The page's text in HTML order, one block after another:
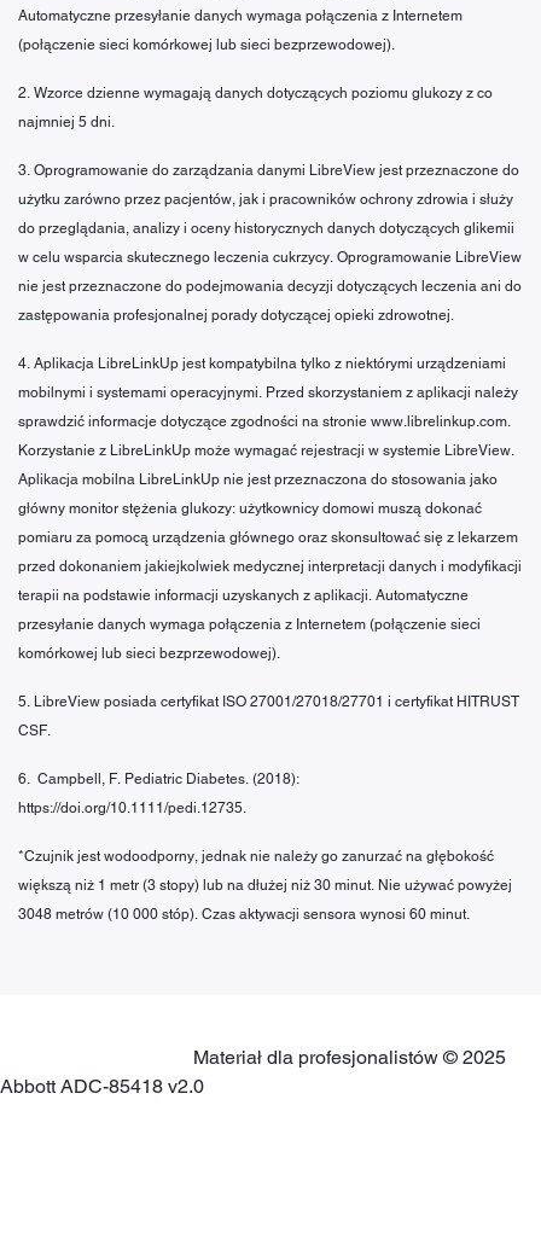
Automatyczne przesyłanie danych wymaga połączenia z Internetem
(połączenie sieci komórkowej lub sieci bezprzewodowej).
2. Wzorce dzienne wymagają danych dotyczących poziomu glukozy z co
najmniej 5 dni.
3. Oprogramowanie do zarządzania danymi LibreView jest przeznaczone do
użytku zarówno przez pacjentów, jak i pracowników ochrony zdrowia i służy
do przeglądania, analizy i oceny historycznych danych dotyczących glikemii
w celu wsparcia skutecznego leczenia cukrzycy. Oprogramowanie LibreView
nie jest przeznaczone do podejmowania decyzji dotyczących leczenia ani do
zastępowania profesjonalnej porady dotyczącej opieki zdrowotnej.
4. Aplikacja LibreLinkUp jest kompatybilna tylko z niektórymi urządzeniami
mobilnymi i systemami operacyjnymi. Przed skorzystaniem z aplikacji należy
sprawdzić informacje dotyczące zgodności na stronie www.librelinkup.com.
Korzystanie z LibreLinkUp może wymagać rejestracji w systemie LibreView.
Aplikacja mobilna LibreLinkUp nie jest przeznaczona do stosowania jako
główny monitor stężenia glukozy: użytkownicy domowi muszą dokonać
pomiaru za pomocą urządzenia głównego oraz skonsultować się z lekarzem
przed dokonaniem jakiejkolwiek medycznej interpretacji danych i modyfikacji
terapii na podstawie informacji uzyskanych z aplikacji. Automatyczne
przesyłanie danych wymaga połączenia z Internetem (połączenie sieci
komórkowej lub sieci bezprzewodowej).
5. LibreView posiada certyfikat ISO 27001/27018/27701 i certyfikat HITRUST
CSF.
6. Campbell, F. Pediatric Diabetes. (2018):
https://doi.org/10.1111/pedi.12735.
*Czujnik jest wodoodporny, jednak nie należy go zanurzać na głębokość
większą niż 1 metr (3 stopy) lub na dłużej niż 30 minut. Nie używać powyżej
3048 metrów (10 000 stóp). Czas aktywacji sensora wynosi 60 minut.
Materiał dla profesjonalistów © 2025
Abbott ADC-85418 v2.0